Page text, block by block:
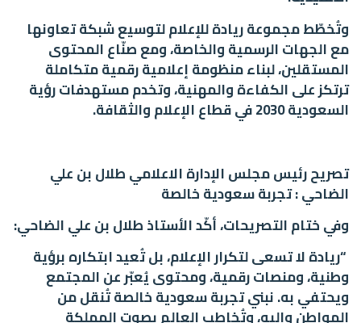
وتُخطّط مجموعة ريادة للإعلام لتوسيع شبكة تعاونها
مع الجهات الرسمية والخاصة، ومع صنّاع المحتوى
المستقلين، لبناء منظومة إعلامية رقمية متكاملة
ترتكز على الكفاءة والمهنية، وتخدم مستهدفات رؤية
السعودية 2030 في قطاع الإعلام والثقافة.
تصريح رئيس مجلس الإدارة الاعلامي طلال بن علي
الضاحي : تجربة سعودية خالصة
وفي ختام التصريحات، أكّد الأستاذ طلال بن علي الضاحي:
“ريادة لا تسعى لتكرار الإعلام، بل تُعيد ابتكاره برؤية
وطنية، ومنصات رقمية، ومحتوى يُعبّر عن المجتمع
ويحتفي به. نبني تجربة سعودية خالصة تُنقل من
المواطن وإليه، وتُخاطب العالم بصوت المملكة